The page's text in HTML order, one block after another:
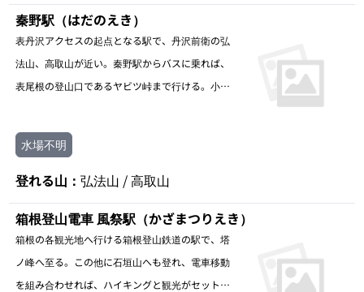
秦野駅（はだのえき）
表丹沢アクセスの起点となる駅で、丹沢前衛の弘
法山、高取山が近い。秦野駅からバスに乗れば、
表尾根の登山口であるヤビツ峠まで行ける。小田
ど。
水場不明
登れる山： 弘法山 / 高取山
箱根登山電車 風祭駅（かざまつりえき）
箱根の各観光地へ行ける箱根登山鉄道の駅で、塔
ノ峰へ至る。この他に石垣山へも登れ、電車移動
を組み合わせれば、ハイキングと観光がセットで